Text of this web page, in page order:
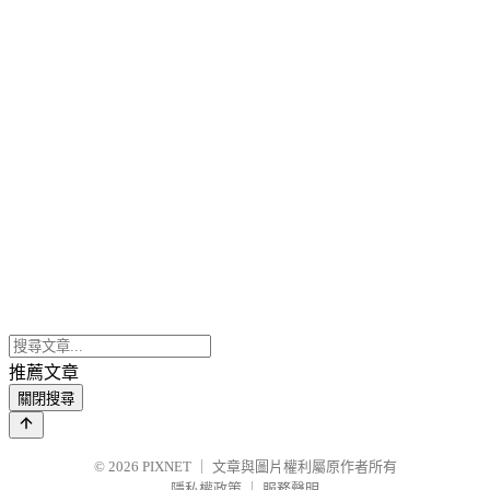
推薦文章
關閉搜尋
© 2026 PIXNET
文章與圖片權利屬原作者所有